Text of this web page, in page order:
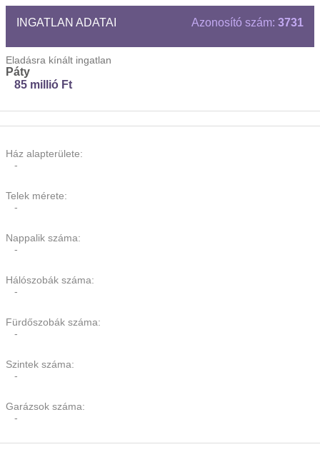
INGATLAN ADATAI Azonosító szám: 3731
Eladásra kínált ingatlan
Páty
85 millió Ft
Ház alapterülete:
-
Telek mérete:
-
Nappalik száma:
-
Hálószobák száma:
-
Fürdőszobák száma:
-
Szintek száma:
-
Garázsok száma:
-